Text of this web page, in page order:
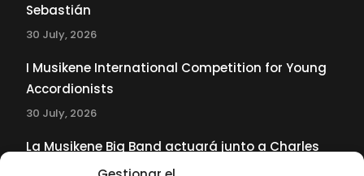
Sebastián
30 July, 2026
I Musikene International Competition for Young
Accordionists
30 July, 2026
La Musikene Big Band actuará junto a Charles
Tolliver en el 61 Jazzaldia